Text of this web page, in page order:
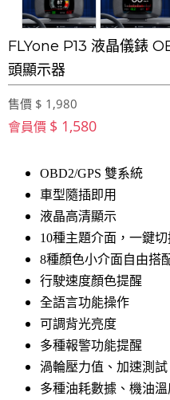
FLYone P13 液晶儀錶
頭顯示器
售價 $ 1,980
會員價 $ 1,580
OBD2/GPS 雙系統
車型隨插即用
液晶高清顯示
10種主題介面，一鍵
8種顏色小介面自由搭
行駛速度顏色提醒
全語言功能操作
可調背光亮度
多種報警功能提醒
渦輪壓力值、加速測
多種油耗數據、機油